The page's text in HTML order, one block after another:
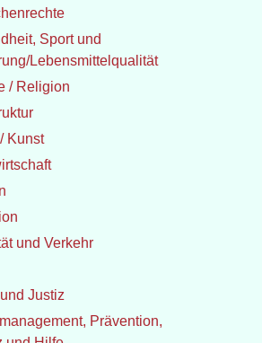
Sport und
Lebensmittelqualität
/ Religion
Kunst
und Verkehr
Justiz
Prävention,